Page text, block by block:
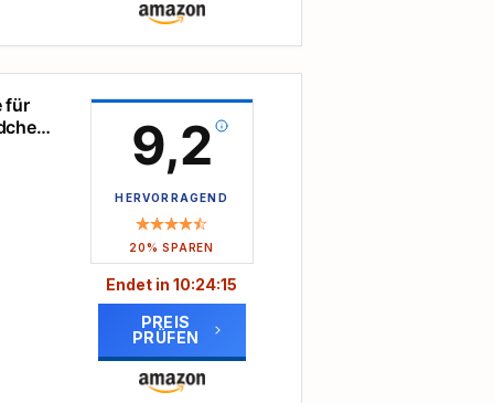
für
9,2
HERVORRAGEND
20% SPAREN
Endet in 10:24:14
PREIS
PRÜFEN